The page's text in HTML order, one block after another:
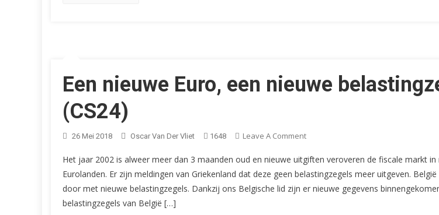
Een nieuwe Euro, een nieuwe
(CS24)
26 Mei 2018 Oscar Van Der Vliet 1648 Leave A CommentOn
Nieuwe
Euro,
Een
Het jaar 2002 is alweer meer dan 3 maanden oud en nieuwe uitgiften veroveren de fiscale markt
Eurolanden. Er zijn meldingen van Griekenland dat deze geen belastingzegels meer uitgeven.
door met nieuwe belastingzegels. Dankzij ons Belgische lid zijn er nieuwe gegevens
belastingzegels van België […]